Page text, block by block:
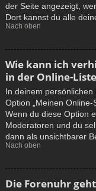
der Seite angezeigt,
Dort kannst du alle
Nach oben
Wie kann ich
in der Online-
In deinem
Option „Meinen Online-
Wenn du diese Option
Moderatoren und du
dann als unsichtbarer
Nach oben
Die Forenuhr